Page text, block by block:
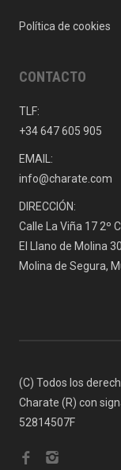
Política de cookies
CONTACTO
TLF:
+34 647 605 905
EMAIL:
info@charate.com
DIRECCIÓN:
Calle La Viña 17 2º C
El Llano de Molina
Molina de Segura,
(C) Todos los
Charate (R) con
52814507F